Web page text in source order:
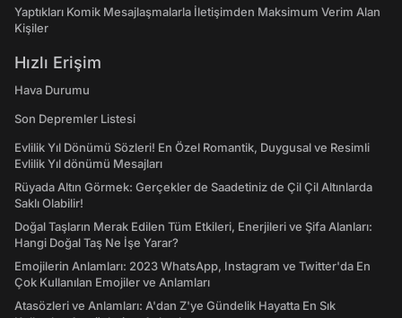
Yaptıkları Komik Mesajlaşmalarla İletişimden Maksimum Verim Alan
Kişiler
Hızlı Erişim
Hava Durumu
Son Depremler Listesi
Evlilik Yıl Dönümü Sözleri! En Özel Romantik, Duygusal ve Resimli
Evlilik Yıl dönümü Mesajları
Rüyada Altın Görmek: Gerçekler de Saadetiniz de Çil Çil Altınlarda
Saklı Olabilir!
Doğal Taşların Merak Edilen Tüm Etkileri, Enerjileri ve Şifa Alanları:
Hangi Doğal Taş Ne İşe Yarar?
Emojilerin Anlamları: 2023 WhatsApp, Instagram ve Twitter'da En
Çok Kullanılan Emojiler ve Anlamları
Atasözleri ve Anlamları: A'dan Z'ye Gündelik Hayatta En Sık